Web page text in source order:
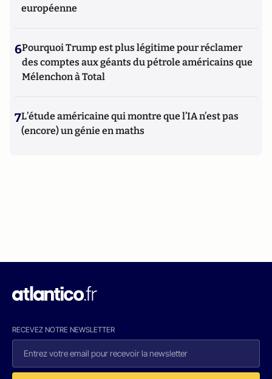
européenne
6Pourquoi Trump est plus légitime pour réclamer
des comptes aux géants du pétrole américains que
Mélenchon à Total
7L’étude américaine qui montre que l’IA n’est pas
(encore) un génie en maths
RECEVEZ NOTRE NEWSLETTER